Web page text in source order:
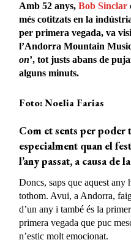
Amb 52 anys,Bob Sinclar
més cotitzats en la
per primera vegada, va
l’Andorra Mountain
on’, tot justs abans de
alguns minuts.
Foto: Noelia Farias
Com et sents per poder
especialment quan el
l’any passat, a causa de
Doncs, saps que aquest
tothom. Avui, a Andorra,
d’un any i també és la
primera vegada que puc
n’estic molt emocionat.